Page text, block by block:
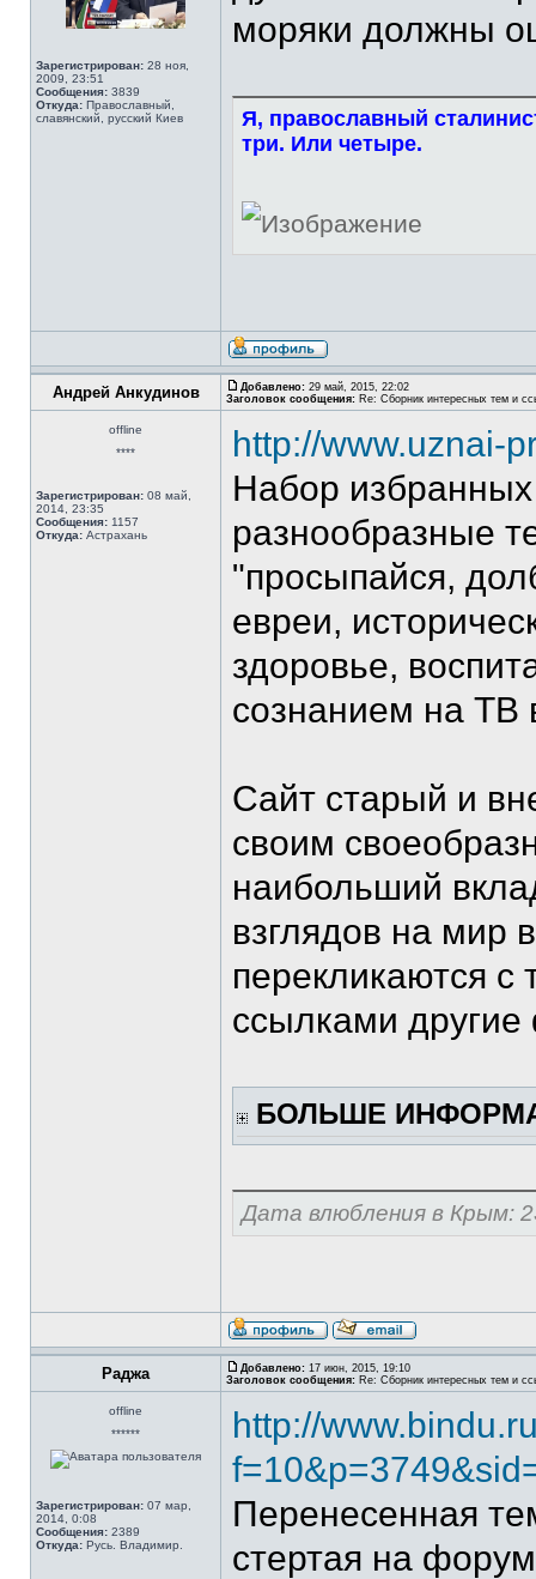
Зарегистрирован: 28 ноя,
2009, 23:51
Сообщения: 3839
Откуда: Православный,
славянский, русский Киев
моряки должны
Я, православный
три. Или четыре.
Андрей Анкудинов Добавлено: 29 май, 2015, 22:02
Заголовок сообщения: Re: Сборник интересных тем и
offline
****
Зарегистрирован: 08 май,
2014, 23:35
Сообщения: 1157
Откуда: Астрахань
http://www.uznai-
Набор
разнообразные
"просыпайся,
евреи,
здоровье,
сознанием на
Сайт старый и
своим
наибольший
взглядов на мир
перекликаются с
ссылками
БОЛЬШЕ
Дата влюбления в Крым:
Раджа Добавлено: 17 июн, 2015, 19:10
Заголовок сообщения: Re: Сборник интересных тем и
offline
******
Зарегистрирован: 07 мар,
2014, 0:08
Сообщения: 2389
Откуда: Русь. Владимир.
http://
Перенесенная
стертая на